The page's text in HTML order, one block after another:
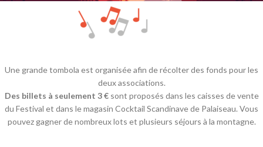
Une grande tombola est organisée afin de récolter des fonds pour les
deux associations.
Des billets à seulement 3 €sont proposés dans les caisses de vente
du Festival et dans le magasin Cocktail Scandinave de Palaiseau. Vous
pouvez gagner de nombreux lots et plusieurs séjours à la montagne.